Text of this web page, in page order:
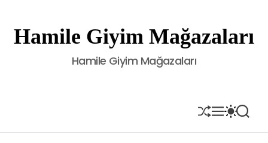
t
Hamile Giyim Mağazaları
Hamile Giyim Mağazaları
S
H
U
M
E
N
S
W
I
S
E
A